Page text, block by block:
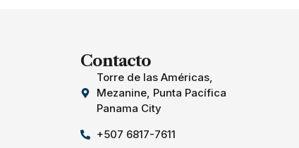
Contacto
Torre de las Américas,
Mezanine, Punta Pacífica
Panama City
+507 6817-7611